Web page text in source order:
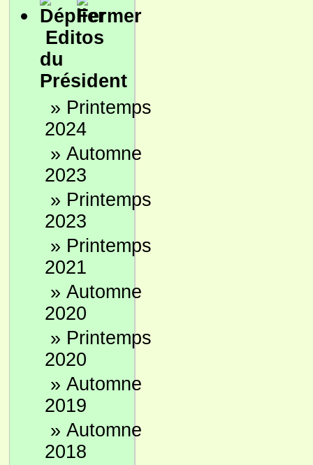
Editos
du
Président
» Printemps
2024
» Automne
2023
» Printemps
2023
» Printemps
2021
» Automne
2020
» Printemps
2020
» Automne
2019
» Automne
2018